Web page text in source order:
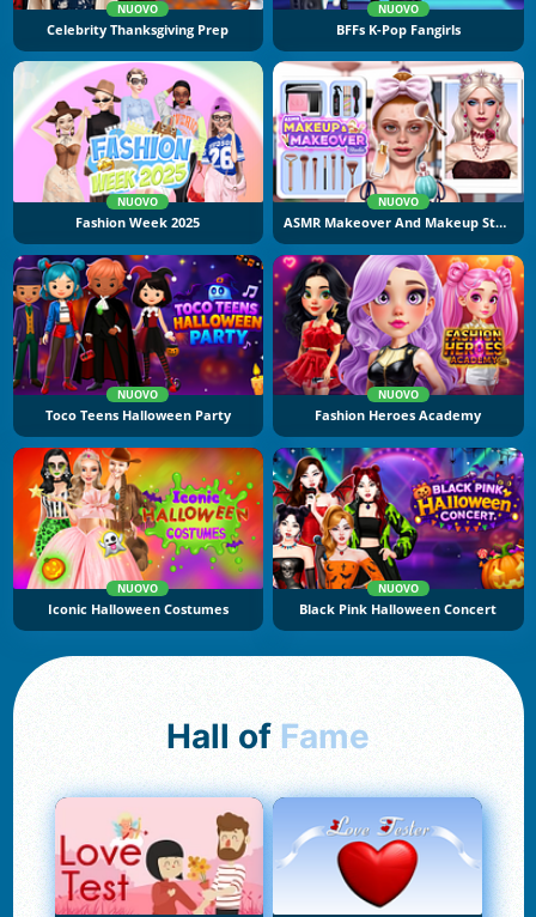
NUOVO
Celebrity Thanksgiving Prep
NUOVO
BFFs K-Pop Fangirls
NUOVO
Fashion Week 2025
NUOVO
ASMR Makeover And Makeup Studio
NUOVO
Toco Teens Halloween Party
NUOVO
Fashion Heroes Academy
NUOVO
Iconic Halloween Costumes
NUOVO
Black Pink Halloween Concert
Hall of Fame